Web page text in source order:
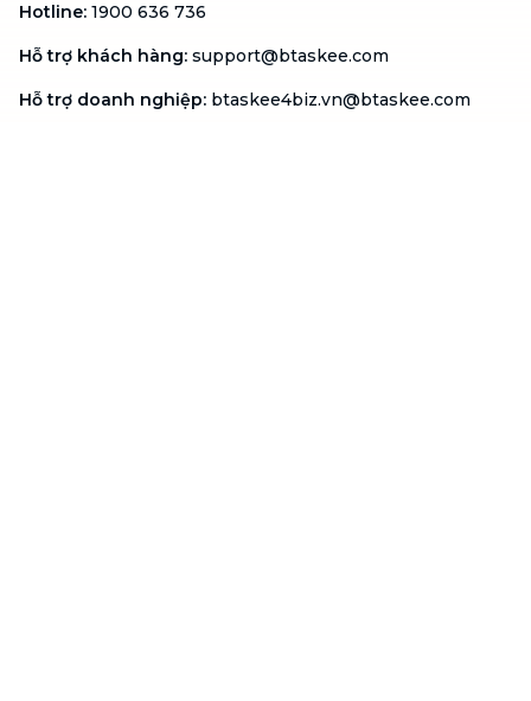
Hotline: 1900 636 736
Hỗ trợ khách hàng: support@btaskee.com
Hỗ trợ doanh nghiệp: btaskee4biz.vn@btaskee.com